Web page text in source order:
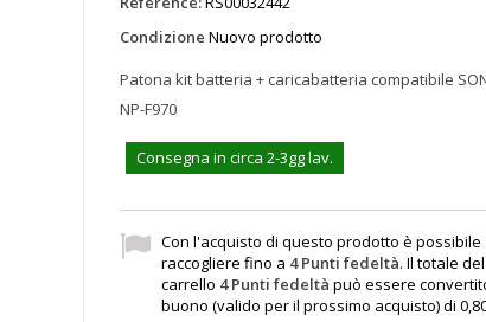
Condizione Nuovo prodotto
Patona kit batteria + caricabatteria compatibile
NP-F970
Consegna in circa 2-3gg lav.
Con l'acquisto di questo prodotto è possibile
raccogliere fino a 4Punti fedeltà. Il totale
carrello 4Punti fedeltà può essere
buono (valido per il prossimo acquisto) di